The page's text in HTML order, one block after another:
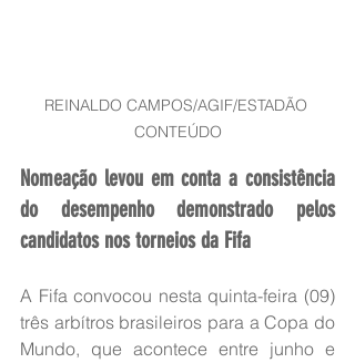
REINALDO CAMPOS/AGIF/ESTADÃO
CONTEÚDO
Nomeação levou em conta a consistência
do desempenho demonstrado pelos
candidatos nos torneios da Fifa
A Fifa convocou nesta quinta-feira (09)
três arbítros brasileiros para a Copa do
Mundo, que acontece entre junho e